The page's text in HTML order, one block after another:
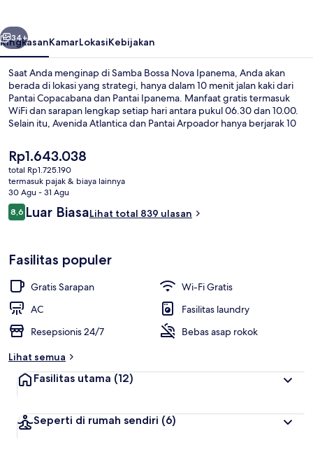
Berikutnya
34+
RingkasanKamarLokasiKebijakan
Saat Anda menginap di Samba Bossa Nova Ipanema, Anda akan
berada di lokasi yang strategi, hanya dalam 10 menit jalan kaki dari
Pantai Copacabana dan Pantai Ipanema. Manfaat gratis termasuk
WiFi dan sarapan lengkap setiap hari antara pukul 06.30 dan 10.00.
Selain itu, Avenida Atlantica dan Pantai Arpoador hanya berjarak 10
dekat dengan transportasi umum: Stasiun Ipanema-General Osorio
berjarak 7 menit dan Stasiun Trem Estação 1 berjarak 8 menit.
Harga
saat
ini
Rp1.643.038
Rp1.643.038
total Rp1.725.190
termasuk pajak & biaya lainnya
30 Agu - 31 Agu
Ulasan
8,68,6 dari 10
Luar BiasaLihat total 839 ulasan
Fasilitas populer
Gratis Sarapan
Wi-Fi Gratis
AC
Fasilitas laundry
Resepsionis 24/7
Bebas asap rokok
Lihat semua
Fasilitas utama (12)
Seperti di rumah sendiri (6)